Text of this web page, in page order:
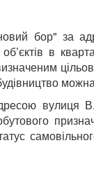
бор" за
об’єктів в
вулиця В.